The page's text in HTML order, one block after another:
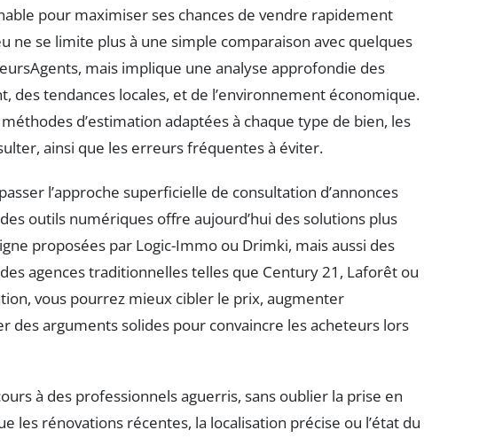
pour maximiser ses chances de vendre rapidement
ne se limite plus à une simple comparaison avec quelques
mais implique une analyse approfondie des
des tendances locales, et de l’environnement économique.
d’estimation adaptées à chaque type de bien, les
ainsi que les erreurs fréquentes à éviter.
l’approche superficielle de consultation d’annonces
outils numériques offre aujourd’hui des solutions plus
proposées par Logic-Immo ou Drimki, mais aussi des
agences traditionnelles telles que Century 21, Laforêt ou
vous pourrez mieux cibler le prix, augmenter
des arguments solides pour convaincre les acheteurs lors
à des professionnels aguerris, sans oublier la prise en
les rénovations récentes, la localisation précise ou l’état du